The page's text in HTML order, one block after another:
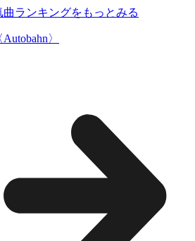
ランキングをもっとみる
〉